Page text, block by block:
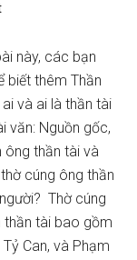
này, các bạn
biết thêm Thần
và ai là thần tài
văn: Nguồn gốc,
ông thần tài và
cúng ông thần
Thờ cúng
thần tài bao gồm
Can, và Phạm